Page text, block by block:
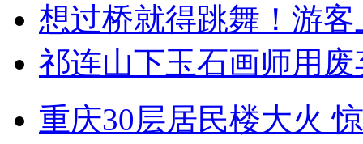
想过桥就得跳舞！游客
祁连山下玉石画师用
重庆30层居民楼大火